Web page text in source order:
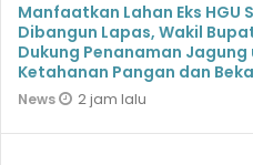
Manfaatkan Lahan Eks HGU
Dibangun Lapas, Wakil
Dukung Penanaman Jagung
Ketahanan Pangan dan
Warga Binaan
News 2 jam lalu